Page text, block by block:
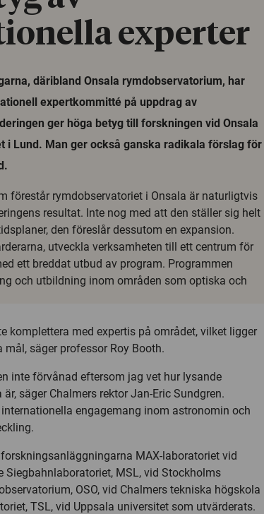
experter
däribland Onsala rymdobservatorium, har
expertkommitté på uppdrag av
ger höga betyg till forskningen vid Onsala
i Lund. Man ger också ganska radikala förslag för
förestår rymdobservatoriet i Onsala är naturligtvis
resultat. Inte nog med att den ställer sig helt
den föreslår dessutom en expansion.
utveckla verksamheten till ett centrum för
ett breddat utbud av program. Programmen
och utbildning inom områden som optiska och
komplettera med expertis på området, vilket ligger
mål, säger professor Roy Booth.
inte förvånad eftersom jag vet hur lysande
säger Chalmers rektor Jan-Eric Sundgren.
engagemang inom astronomin och
MAX-laboratoriet vid
Siegbahnlaboratoriet, MSL, vid Stockholms
OSO, vid Chalmers tekniska högskola
TSL, vid Uppsala universitet som utvärderats.